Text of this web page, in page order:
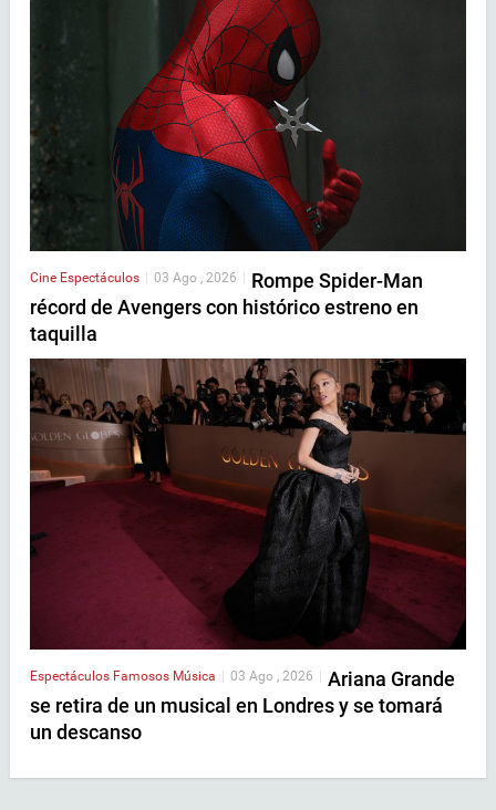
Cine Espectáculos | 03 Ago , 2026 | Rompe Spider-Man
récord de Avengers con histórico estreno en
taquilla
Espectáculos Famosos Música 03 Ago , 2026
Ariana Grande
se retira de un musical en Londres y se tomará
un descanso